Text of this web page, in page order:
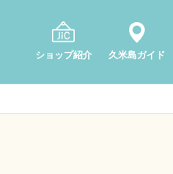
ショップ紹介 久米島ガイド